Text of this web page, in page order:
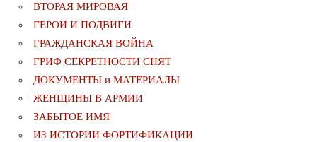
ВТОРАЯ МИРОВАЯ
ГЕРОИ И ПОДВИГИ
ГРАЖДАНСКАЯ ВОЙНА
ГРИФ СЕКРЕТНОСТИ СНЯТ
ДОКУМЕНТЫ и МАТЕРИАЛЫ
ЖЕНЩИНЫ В АРМИИ
ЗАБЫТОЕ ИМЯ
ИЗ ИСТОРИИ ФОРТИФИКАЦИИ